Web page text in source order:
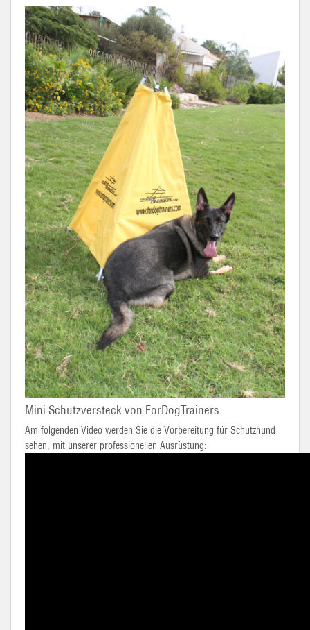
Mini Schutzversteck von ForDogTrainers
Am folgenden Video werden Sie die Vorbereitung für Schutzhund
sehen, mit unserer professionellen Ausrüstung: